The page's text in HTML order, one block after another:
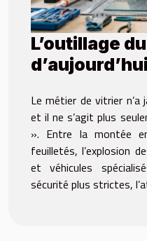
L’outillage
Le métier de vitrier n’a
et il ne s’agit plus
». Entre la montée
feuilletés, l’explosion
et véhicules
sécurité plus strictes,